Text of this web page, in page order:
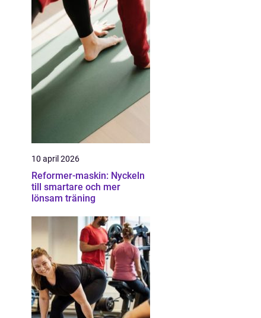
10 april 2026
Reformer-maskin: Nyckeln
till smartare och mer
lönsam träning